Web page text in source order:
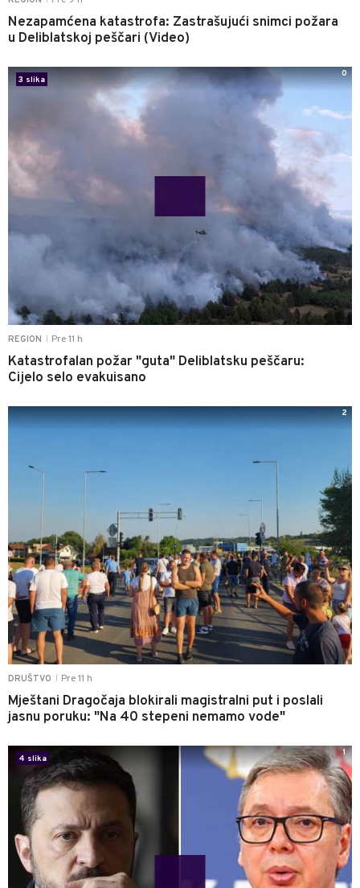
Nezapamćena katastrofa: Zastrašujući snimci požara
u Deliblatskoj peščari (Video)
REGION Pre 11 h
Katastrofalan požar "guta" Deliblatsku peščaru:
Cijelo selo evakuisano
3 slika
0
DRUŠTVO Pre 11 h
Mještani Dragočaja blokirali magistralni put i poslali
jasnu poruku: "Na 40 stepeni nemamo vode"
2
4 slika
1